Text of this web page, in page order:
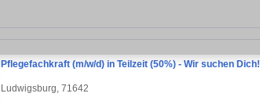
Pflegefachkraft (m/w/d) in Teilzeit (50%) - Wir suchen Dich!
Ludwigsburg, 71642